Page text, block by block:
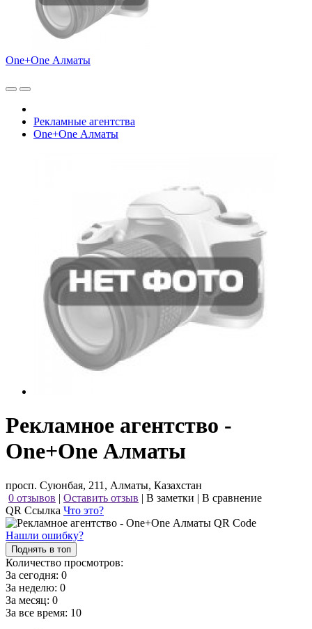
One+One Алматы
Рекламные агентства
One+One Алматы
Рекламное агентство -
One+One Алматы
просп. Суюнбая, 211, Алматы, Казахстан
0 отзывов | Оставить отзыв | В заметки | В сравнение
QR Ссылка Что это?
Нашли ошибку?
Поднять в топ
Количество просмотров:
За сегодня: 0
За неделю: 0
За месяц: 0
За все время: 10